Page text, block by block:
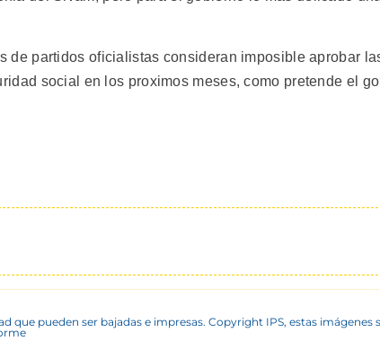
de partidos oficialistas consideran imposible aprobar
social en los proximos meses, como pretende el
que pueden ser bajadas e impresas. Copyright IPS, estas imágenes